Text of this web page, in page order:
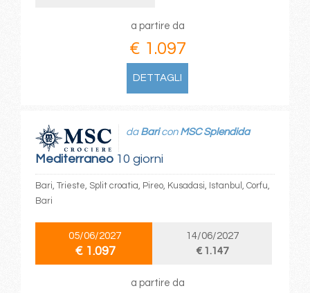
a partire da
€ 1.097
DETTAGLI
Mediterraneo10 giorni
da Baricon MSC Splendida
Bari, Trieste, Split croatia, Pireo, Kusadasi, Istanbul, Corfu,
Bari
05/06/2027
€ 1.097
14/06/2027
€ 1.147
a partire da